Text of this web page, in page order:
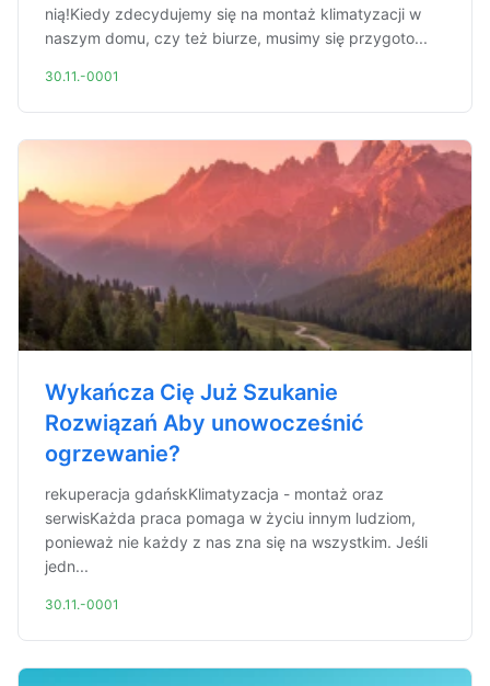
nią!Kiedy zdecydujemy się na montaż klimatyzacji w
naszym domu, czy też biurze, musimy się przygoto...
30.11.-0001
Wykańcza Cię Już Szukanie
Rozwiązań Aby unowocześnić
ogrzewanie?
rekuperacja gdańskKlimatyzacja - montaż oraz
serwisKażda praca pomaga w życiu innym ludziom,
ponieważ nie każdy z nas zna się na wszystkim. Jeśli
jedn...
30.11.-0001